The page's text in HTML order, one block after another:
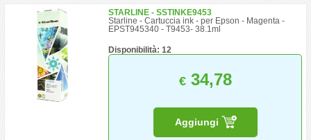
STARLINE - SSTINKE9453
Starline - Cartuccia ink - per Epson - Magenta -
EPST945340 - T9453- 38.1ml
Disponibilità: 12
€34,78
Aggiungi